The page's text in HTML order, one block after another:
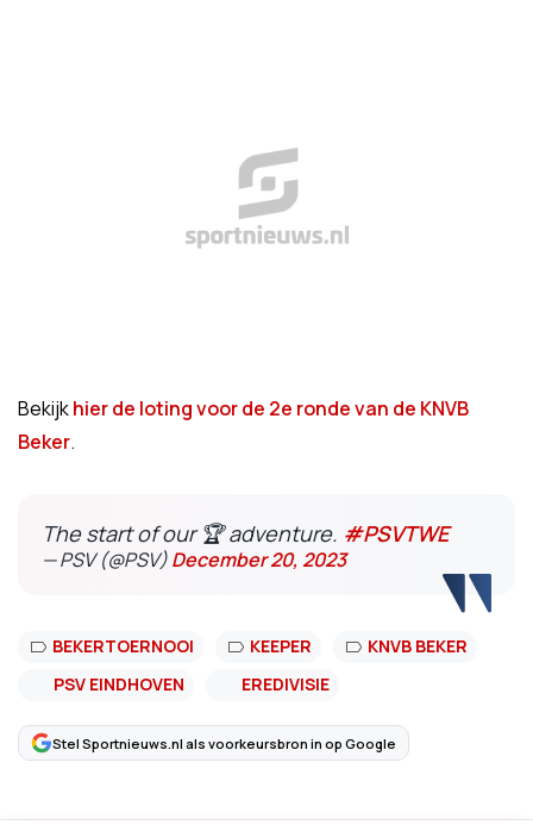
Bekijkhier de loting voor de 2e ronde van de KNVB
Beker.
The start of our 🏆 adventure. #PSVTWE
— PSV (@PSV)December 20, 2023
BEKERTOERNOOI KEEPER
KNVB BEKER
PSV EINDHOVEN
EREDIVISIE
Stel Sportnieuws.nl als voorkeursbron in op Google